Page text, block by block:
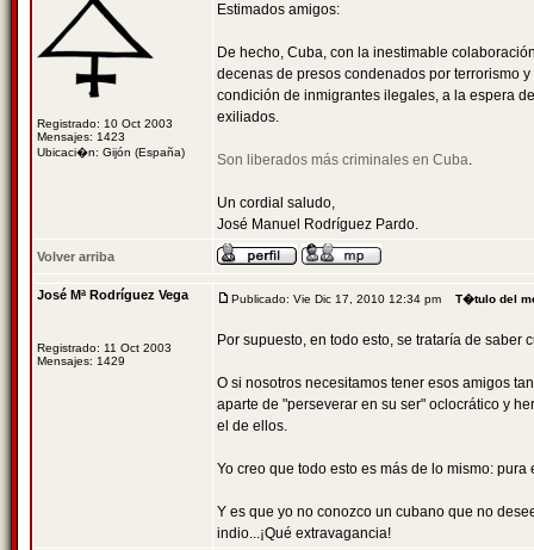
Registrado: 10 Oct 2003
Mensajes: 1423
Ubicaci�n: Gijón (España)
Estimados amigos:
De hecho, Cuba, con la inestimable
decenas de presos condenados por terrorismo
condición de inmigrantes ilegales, a la espera
exiliados.
Son liberados más criminales en Cuba.
Un cordial saludo,
José Manuel Rodríguez Pardo.
Volver arriba
José Mª Rodríguez Vega
Registrado: 11 Oct 2003
Mensajes: 1429
Publicado: Vie Dic 17, 2010 12:34 pm T�tulo del
Por supuesto, en todo esto, se trataría de saber
O si nosotros necesitamos tener esos amigos
aparte de "perseverar en su ser" oclocrático y
el de ellos.
Yo creo que todo esto es más de lo mismo: pura
Y es que yo no conozco un cubano que no
indio...¡Qué extravagancia!